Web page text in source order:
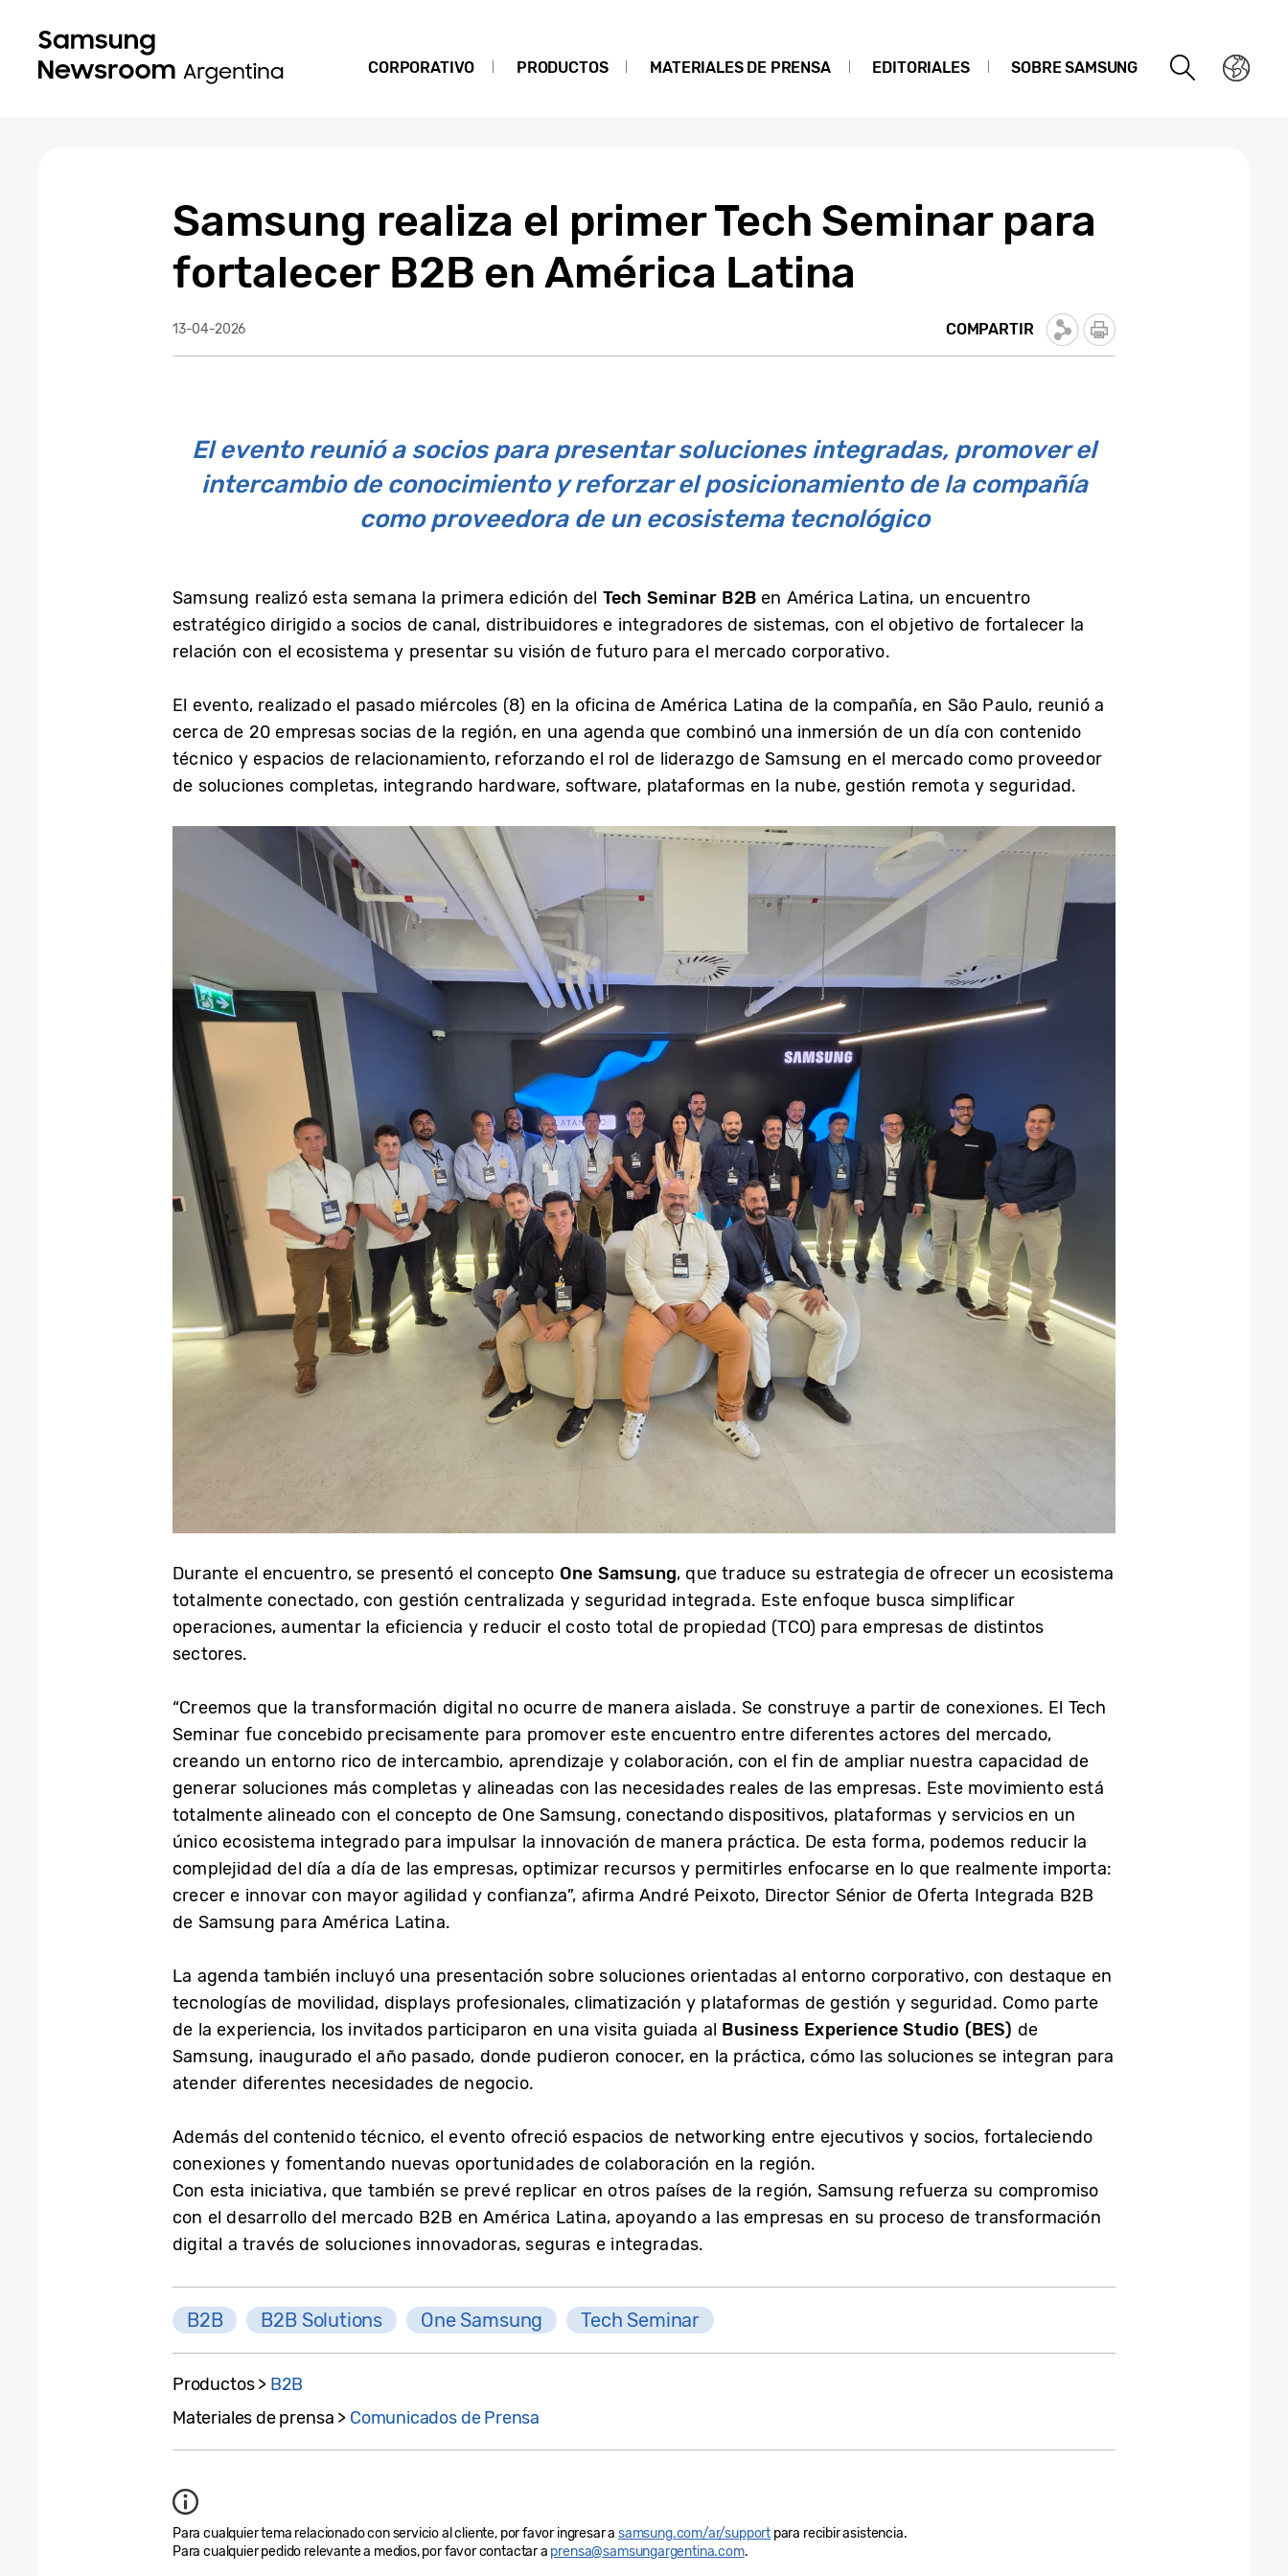
CORPORATIVO PRODUCTOS MATERIALES DE PRENSA EDITORIALES SOBRE SAMSUNG
Samsung realiza el primer Tech Seminar para
fortalecer B2B en América Latina
13-04-2026 COMPARTIR
El evento reunió a socios para presentar soluciones integradas, promover el
intercambio de conocimiento y reforzar el posicionamiento de la compañía
como proveedora de un ecosistema tecnológico
Samsung realizó esta semana la primera edición del Tech Seminar B2Ben América Latina, un encuentro
estratégico dirigido a socios de canal, distribuidores e integradores de sistemas, con el objetivo de fortalecer la
relación con el ecosistema y presentar su visión de futuro para el mercado corporativo.
El evento, realizado el pasado miércoles (8) en la oficina de América Latina de la compañía, en São Paulo, reunió a
cerca de 20 empresas socias de la región, en una agenda que combinó una inmersión de un día con contenido
técnico y espacios de relacionamiento, reforzando el rol de liderazgo de Samsung en el mercado como proveedor
de soluciones completas, integrando hardware, software, plataformas en la nube, gestión remota y seguridad.
Durante el encuentro, se presentó el concepto One Samsung, que traduce su estrategia de ofrecer un ecosistema
totalmente conectado, con gestión centralizada y seguridad integrada. Este enfoque busca simplificar
operaciones, aumentar la eficiencia y reducir el costo total de propiedad (TCO) para empresas de distintos
sectores.
“Creemos que la transformación digital no ocurre de manera aislada. Se construye a partir de conexiones. El Tech
Seminar fue concebido precisamente para promover este encuentro entre diferentes actores del mercado,
creando un entorno rico de intercambio, aprendizaje y colaboración, con el fin de ampliar nuestra capacidad de
generar soluciones más completas y alineadas con las necesidades reales de las empresas. Este movimiento está
totalmente alineado con el concepto de One Samsung, conectando dispositivos, plataformas y servicios en un
único ecosistema integrado para impulsar la innovación de manera práctica. De esta forma, podemos reducir la
complejidad del día a día de las empresas, optimizar recursos y permitirles enfocarse en lo que realmente importa:
crecer e innovar con mayor agilidad y confianza”, afirma André Peixoto, Director Sénior de Oferta Integrada B2B
de Samsung para América Latina.
La agenda también incluyó una presentación sobre soluciones orientadas al entorno corporativo, con destaque en
tecnologías de movilidad, displays profesionales, climatización y plataformas de gestión y seguridad. Como parte
de la experiencia, los invitados participaron en una visita guiada al Business Experience Studio (BES) de
Samsung, inaugurado el año pasado, donde pudieron conocer, en la práctica, cómo las soluciones se integran para
atender diferentes necesidades de negocio.
Además del contenido técnico, el evento ofreció espacios de networking entre ejecutivos y socios, fortaleciendo
conexiones y fomentando nuevas oportunidades de colaboración en la región.
Con esta iniciativa, que también se prevé replicar en otros países de la región, Samsung refuerza su compromiso
con el desarrollo del mercado B2B en América Latina, apoyando a las empresas en su proceso de transformación
digital a través de soluciones innovadoras, seguras e integradas.
B2B B2B Solutions One Samsung Tech Seminar
Productos > B2B
Materiales de prensa > Comunicados de Prensa
Para cualquier tema relacionado con servicio al cliente, por favor ingresar a samsung.com/ar/support para recibir asistencia.
Para cualquier pedido relevante a medios, por favor contactar a prensa@samsungargentina.com.